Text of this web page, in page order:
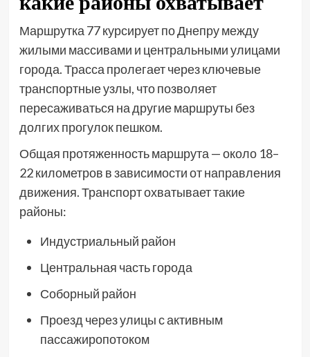
Маршрутка 77 курсирует по Днепру между
жилыми массивами и центральными улицами
города. Трасса пролегает через ключевые
транспортные узлы, что позволяет
пересаживаться на другие маршруты без
долгих прогулок пешком.
Общая протяженность маршрута — около 18–
22 километров в зависимости от направления
движения. Транспорт охватывает такие
районы:
Индустриальный район
Центральная часть города
Соборный район
Проезд через улицы с активным
пассажиропотоком